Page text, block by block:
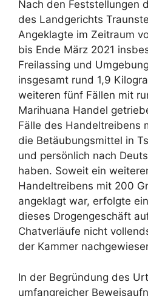
Nach den Feststellungen
des Landgerichts
Angeklagte im Zeitraum
bis Ende März 2021
Freilassing und
insgesamt rund 1,9
weiteren fünf Fällen mit
Marihuana Handel
Fälle des Handeltreibens
die Betäubungsmittel in
und persönlich nach
haben. Soweit ein
Handeltreibens mit 200
angeklagt war, erfolgte
dieses Drogengeschäft
Chatverläufe nicht
der Kammer
In der Begründung des
umfangreicher